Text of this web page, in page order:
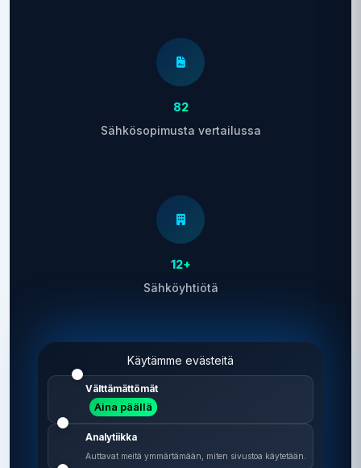
82
Sähkösopimusta vertailussa
12+
Sähköyhtiötä
2 min
Vertailu vie aikaa
Käytämme evästeitä
Välttämättömät
Aina päällä
Analytiikka
Auttavat meitä ymmärtämään, miten sivustoa käytetään.